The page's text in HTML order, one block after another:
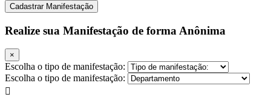
Cadastrar Manifestação
Realize sua Manifestação de forma Anônima
×
Escolha o tipo de manifestação:
Escolha o tipo de manifestação: